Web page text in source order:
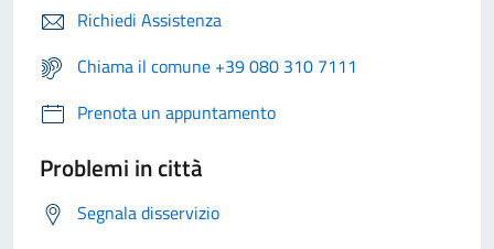
Richiedi Assistenza
Chiama il comune +39 080 310 7111
Prenota un appuntamento
Problemi in città
Segnala disservizio